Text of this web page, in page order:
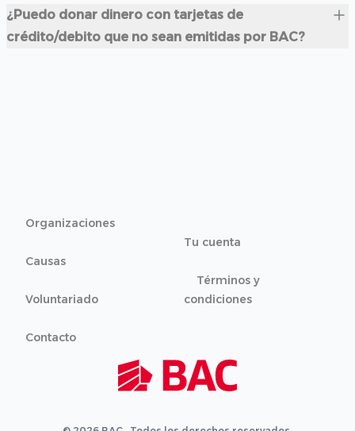
¿Puedo donar dinero con tarjetas de
crédito/debito que no sean emitidas por BAC?
Organizaciones
Causas
Voluntariado
Contacto
Tu cuenta
Términos y
condiciones